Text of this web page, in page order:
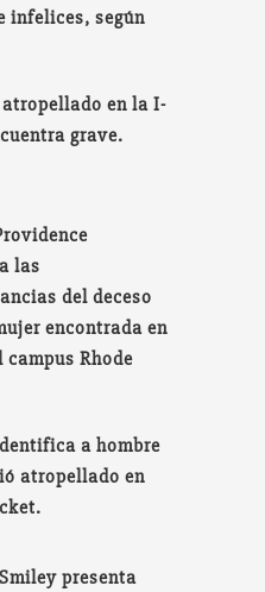
infelices, según
en la I-
grave.
las
del deceso
encontrada en
Rhode
a hombre
atropellado en
presenta